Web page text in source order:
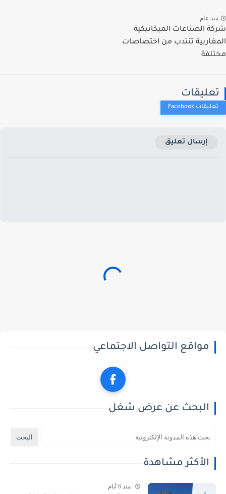
عام
الصناعات الميكانيكية
تنتدب من اختصاصات
إرسال تعليق
مواقع التواصل الاجتماعي
البحث عن عرض شغل
الأكثر مشاهدة
منذ 6 أيام